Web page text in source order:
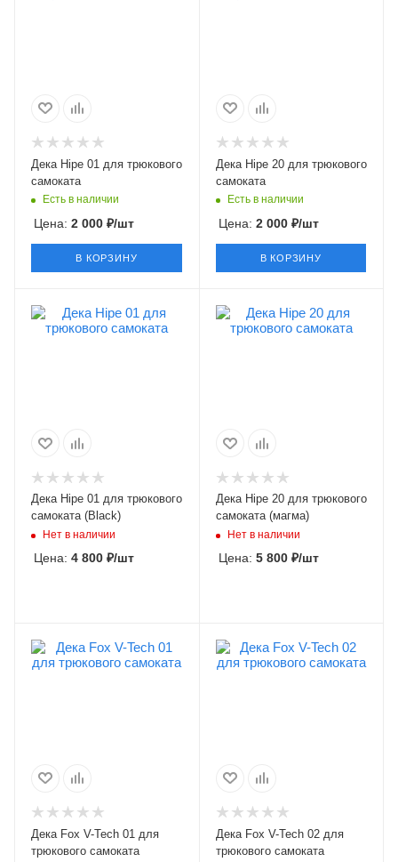
Дека Hipe 01 для трюкового
самоката
Есть в наличии
Цена: 2 000 ₽/шт
В КОРЗИНУ
Дека Hipe 20 для трюкового
самоката
Есть в наличии
Цена: 2 000₽/шт
В КОРЗИНУ
Дека Hipe 01 для трюкового
самоката (Black)
Нет в наличии
Цена: 4 800 ₽/шт
Дека Hipe 20 для трюкового
самоката (магма)
Нет в наличии
Цена: 5 800₽/шт
Дека Fox V-Tech 01 для
трюкового самоката
Дека Fox V-Tech 02 для
трюкового самоката